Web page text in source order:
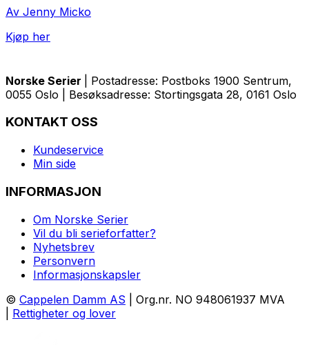
Av Jenny Micko
Kjøp her
Norske Serier
| Postadresse: Postboks 1900 Sentrum,
0055 Oslo | Besøksadresse: Stortingsgata 28, 0161 Oslo
KONTAKT OSS
Kundeservice
Min side
INFORMASJON
Om Norske Serier
Vil du bli serieforfatter?
Nyhetsbrev
Personvern
Informasjonskapsler
© Cappelen Damm AS | Org.nr. NO 948061937 MVA
Rettigheter og lover